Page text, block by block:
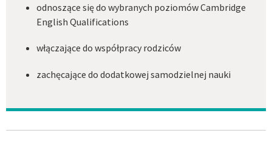
odnoszące się do wybranych poziomów Cambridge
English Qualifications
włączające do współpracy rodziców
zachęcające do dodatkowej samodzielnej nauki